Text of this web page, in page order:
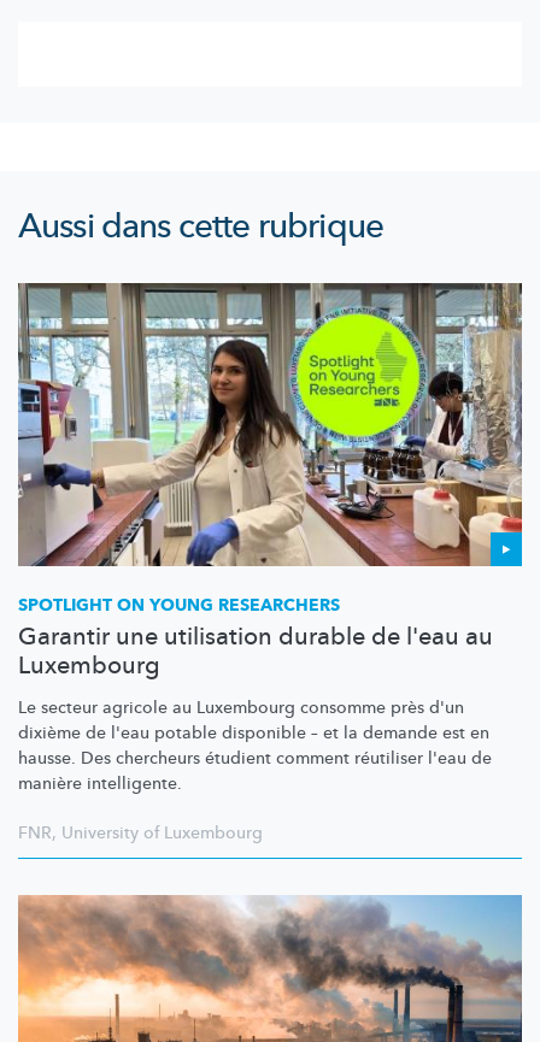
Aussi dans cette rubrique
SPOTLIGHT ON YOUNG RESEARCHERS
Garantir une utilisation durable de l'eau au
Luxembourg
Le secteur agricole au Luxembourg consomme près d'un
dixième de l'eau potable disponible – et la demande est en
hausse. Des chercheurs étudient comment réutiliser l'eau de
manière intelligente.
FNR, University of Luxembourg